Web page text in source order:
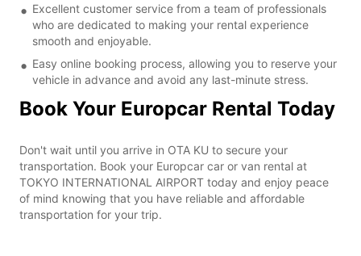
Excellent customer service from a team of professionals
who are dedicated to making your rental experience
smooth and enjoyable.
Easy online booking process, allowing you to reserve your
vehicle in advance and avoid any last-minute stress.
Book Your Europcar Rental Today
Don't wait until you arrive in OTA KU to secure your
transportation. Book your Europcar car or van rental at
TOKYO INTERNATIONAL AIRPORT today and enjoy peace
of mind knowing that you have reliable and affordable
transportation for your trip.